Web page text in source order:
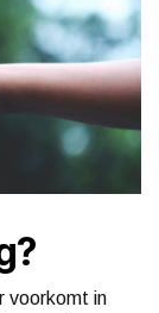
voorkomt in